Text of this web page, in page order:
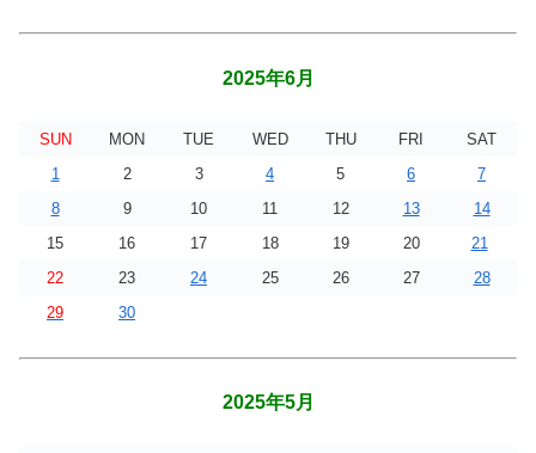
2025年6月
SUN MON TUE WED THU FRI
SAT
1
2 3 4 5 6
7
8
9 10 11 12 13
14
15
16 17 18 19 20
21
22
23 24 25 26 27
28
29
30
2025年5月